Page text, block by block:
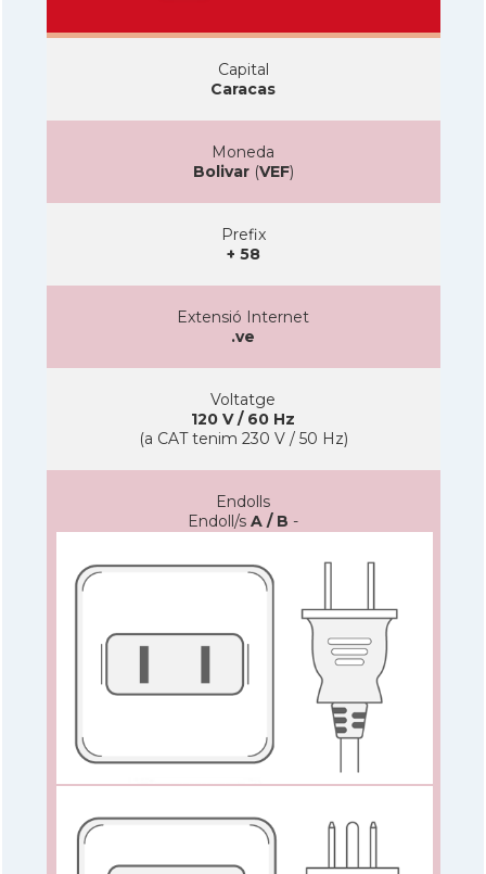
Capital
Caracas
Moneda
Bolivar(VEF)
Prefix
+ 58
Extensió Internet
.ve
Voltatge
120 V / 60 Hz
(a CAT tenim 230 V / 50 Hz)
Endolls
Endoll/s A / B -